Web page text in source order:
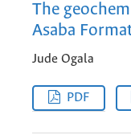
The
Asaba
Jude Ogala
PDF